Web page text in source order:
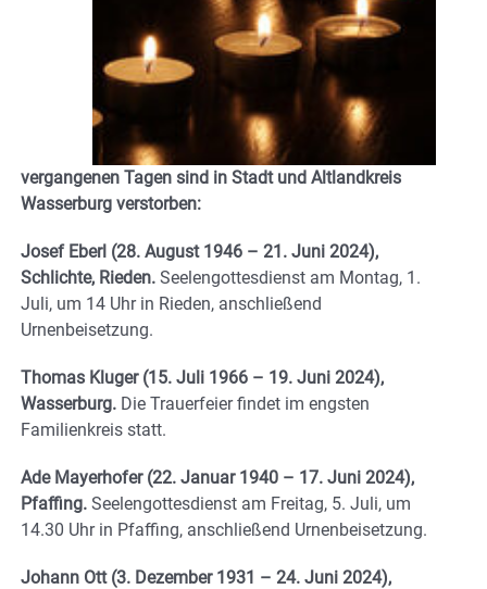
vergangenen Tagen sind in Stadt und Altlandkreis
Wasserburg verstorben:
Josef Eberl (28. August 1946 – 21. Juni 2024),
Schlichte, Rieden. Seelengottesdienst am Montag, 1.
Juli, um 14 Uhr in Rieden, anschließend
Urnenbeisetzung.
Thomas Kluger (15. Juli 1966 – 19. Juni 2024),
Wasserburg. Die Trauerfeier findet im engsten
Familienkreis statt.
Ade Mayerhofer (22. Januar 1940 – 17. Juni 2024),
Pfaffing. Seelengottesdienst am Freitag, 5. Juli, um
14.30 Uhr in Pfaffing, anschließend Urnenbeisetzung.
Johann Ott (3. Dezember 1931 – 24. Juni 2024),